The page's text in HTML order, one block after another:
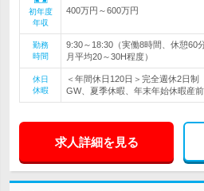
初年度
年収
400万円～600万円
勤務
時間
9:30～18:30（実働8時間、休憩60
月平均20～30H程度）
休日
休暇
＜年間休日120日＞完全週休2日制
GW、夏季休暇、年末年始休暇産
求人詳細を見る